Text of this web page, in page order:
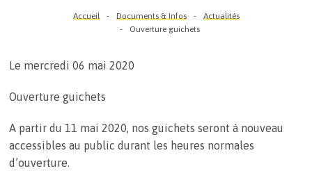
Accueil Documents & Infos
Actualités
Ouverture guichets
Le mercredi 06 mai 2020
Ouverture guichets
A partir du 11 mai 2020, nos guichets seront à nouveau
accessibles au public durant les heures normales
d’ouverture.